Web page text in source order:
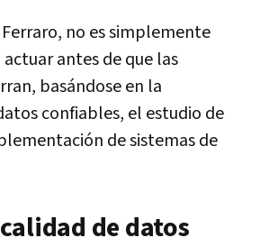
Ferraro, no es simplemente
antes de que las
basándose en la
confiables, el estudio de
de sistemas de
de datos